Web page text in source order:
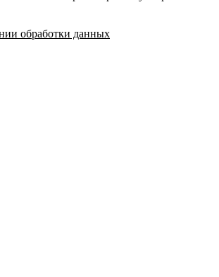
обработки данных